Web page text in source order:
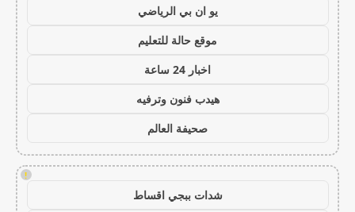
يو ان بي الرياضي
موقع حالة للتعليم
اخبار 24 ساعة
هيدب فنون وترفيه
صحيفة العالم
!
شدات ببجي اقساط